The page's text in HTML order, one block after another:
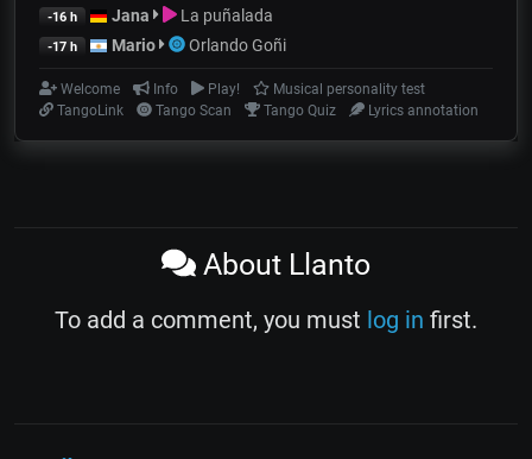
-16 h Jana La puñalada
-17 h Mario Orlando Goñi
Welcome Info Play!
Musical personality test
TangoLink
Tango Scan Tango Quiz Lyrics annotation
About Llanto
To add a comment, you must log in first.